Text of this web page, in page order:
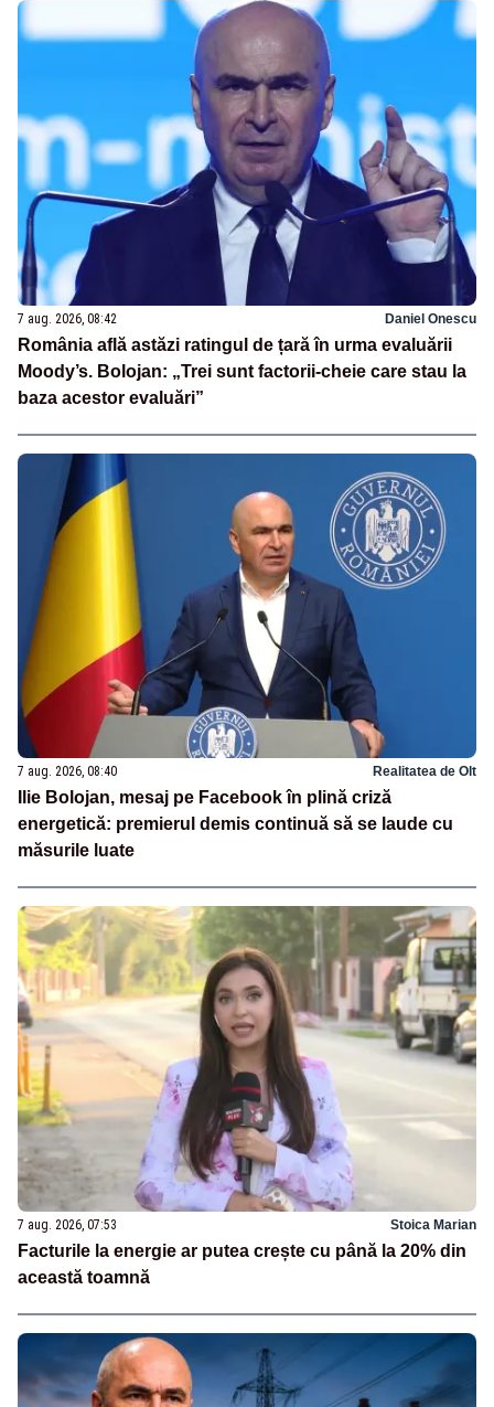
7 aug. 2026, 08:42 Daniel Onescu
România află astăzi ratingul de țară în urma evaluării
Moody’s. Bolojan: „Trei sunt factorii-cheie care stau la
baza acestor evaluări”
7 aug. 2026, 08:40 Realitatea de Olt
Ilie Bolojan, mesaj pe Facebook în plină criză
energetică: premierul demis continuă să se laude cu
măsurile luate
7 aug. 2026, 07:53 Stoica Marian
Facturile la energie ar putea crește cu până la 20% din
această toamnă